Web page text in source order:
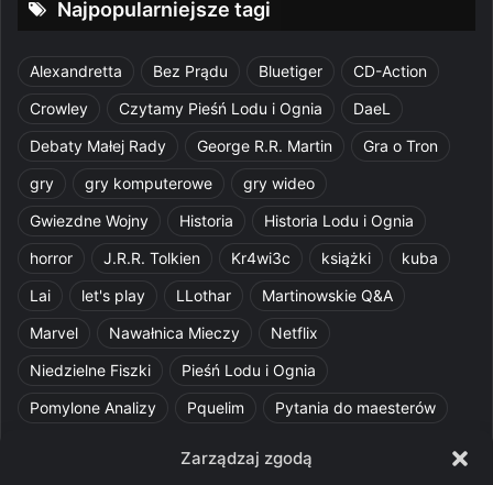
Zarządzaj zgodą
Najpopularniejsze tagi
Alexandretta Bez Prądu Bluetiger
CD-Action
Crowley
Czytamy Pieśń Lodu i Ognia
DaeL
Debaty Małej Rady
George R.R. Martin
Gra o Tron
gry
gry komputerowe
gry wideo
Gwiezdne Wojny
Historia
Historia Lodu i Ognia
horror
J.R.R. Tolkien Kr4wi3c książki
kuba
Lai
let's play LLothar
Martinowskie Q&A
Marvel
Nawałnica Mieczy
Netflix
Niedzielne Fiszki
Pieśń Lodu i Ognia
Pomylone Analizy
Pquelim
Pytania do maesterów